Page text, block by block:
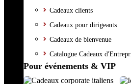
Cadeaux clients
Cadeaux pour dirigeants
Cadeaux de bienvenue
Catalogue Cadeaux
Pour événements & VIP